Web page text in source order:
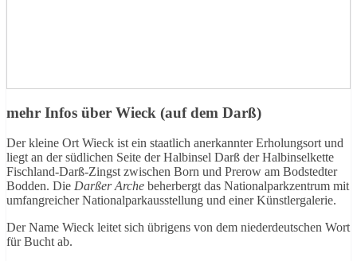
mehr Infos über Wieck (auf dem Darß)
Der kleine Ort Wieck ist ein staatlich anerkannter Erholungsort und
liegt an der südlichen Seite der Halbinsel Darß der Halbinselkette
Fischland-Darß-Zingst zwischen Born und Prerow am Bodstedter
Bodden. Die Darßer Arche beherbergt das Nationalparkzentrum mit
umfangreicher Nationalparkausstellung und einer Künstlergalerie.
Der Name Wieck leitet sich übrigens von dem niederdeutschen Wort
für Bucht ab.